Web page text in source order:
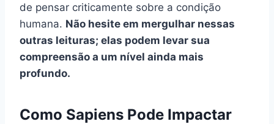
de pensar criticamente sobre a condição
humana. Não hesite em mergulhar nessas
outras leituras; elas podem levar sua
compreensão a um nível ainda mais
profundo.
Como Sapiens Pode Impactar